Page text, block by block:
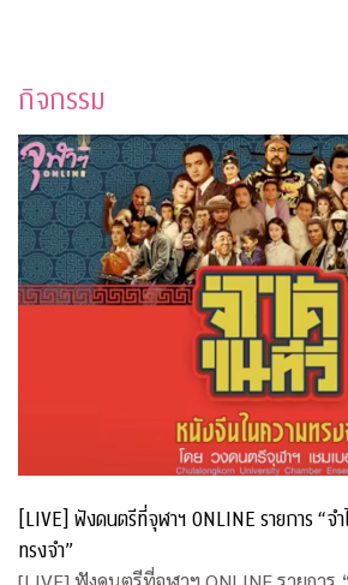
กิจกรรม
[LIVE] ฟังดนตรีที่จุฬาฯ ONLINE รายการ “จ
ทรงจำ”